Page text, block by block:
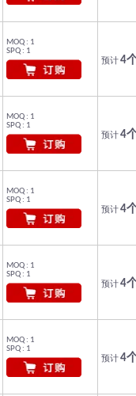
MOQ : 1
SPQ : 1
预计4
MOQ : 1
SPQ : 1
预计4
MOQ : 1
SPQ : 1
预计4
MOQ : 1
SPQ : 1
预计4
MOQ : 1
SPQ : 1
预计4